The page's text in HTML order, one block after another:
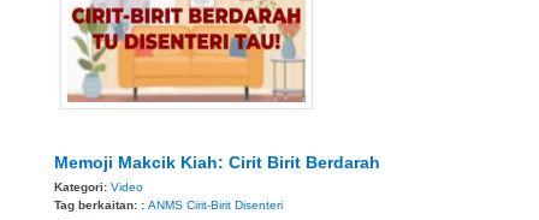
Memoji Makcik Kiah: Cirit Birit Berdarah
Kategori: Video
Tag berkaitan: : ANMS Cirit-Birit Disenteri